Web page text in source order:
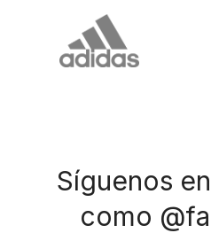
Síguenos
como